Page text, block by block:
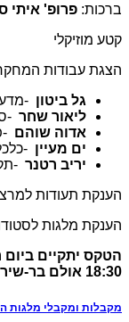
ברכות: פרופ' איתי
קטע מוזיקלי
הצגת עבודות
גל ביטון -
ליאור שחר -
אדוה שוהם -
ים מעיין -
יריב רטנר -
הענקת תעודות
הענקת מלגות
הטקס יתקיים ביום ראשון,
18:30 אולם בר-שירה, הפקולטה למדעי החברה
מקבלות ומקבלי מלגות